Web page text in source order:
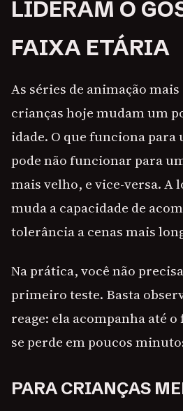
LIDERAM O
FAIXA ETÁRIA
As séries de animação
crianças hoje mudam um
idade. O que funciona para
pode não funcionar para
mais velho, e vice-versa. A
muda a capacidade de
tolerância a cenas mais
Na prática, você não
primeiro teste. Basta
reage: ela acompanha até
se perde em poucos
PARA CRIANÇAS